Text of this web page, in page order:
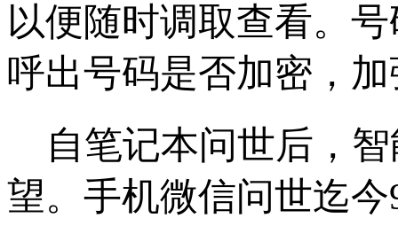
以便随时调取查看。
呼出号码是否加密，
自笔记本问世后，智
望。手机微信问世迄